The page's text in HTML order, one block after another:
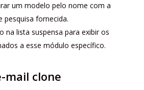
um modelo pelo nome com a
pesquisa fornecida.
na lista suspensa para exibir os
a esse módulo específico.
mail clone